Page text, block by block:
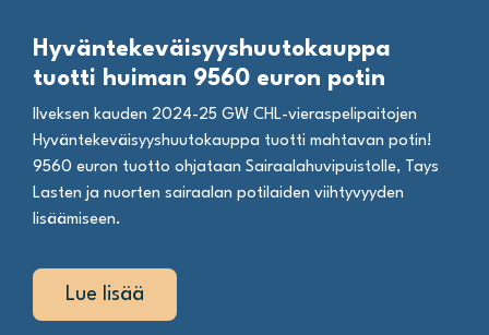
Hyväntekeväisyyshuutokauppa
tuotti huiman 9560 euron potin
Ilveksen kauden 2024-25 GW CHL-vieraspelipaitojen
Hyväntekeväisyyshuutokauppa tuotti mahtavan potin!
9560 euron tuotto ohjataan Sairaalahuvipuistolle, Tays
Lasten ja nuorten sairaalan potilaiden viihtyvyyden
lisäämiseen.
Lue lisää